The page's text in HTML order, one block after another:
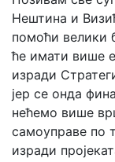
Нештина и
помоћи велики
ће имати више
изради
јер се онда
нећемо више
самоуправе по
изради